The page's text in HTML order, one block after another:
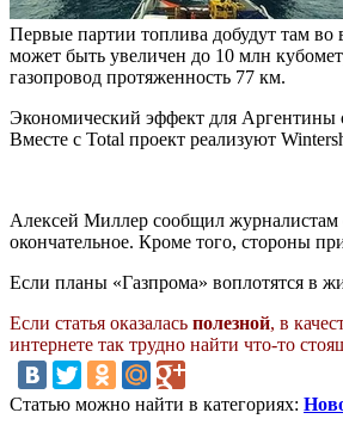
Первые партии топлива добудут там во
может быть увеличен до 10 млн
газопровод протяженность 77 км.
Экономический эффект для Аргентины
Вместе с Total проект реализуют
Алексей Миллер сообщил журналистам
окончательное. Кроме того, стороны
Если планы «Газпрома» воплотятся в
Если статья оказалась полезной, в
интернете так трудно найти что-то
Статью можно найти в категориях: